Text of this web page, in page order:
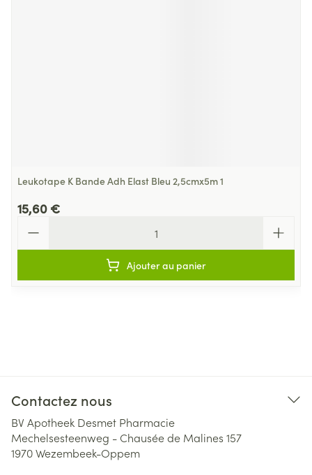
Leukotape K Bande Adh Elast Bleu 2,5cmx5m 1
15,60 €
Ajouter au panier
Contactez nous
BV Apotheek Desmet Pharmacie
Mechelsesteenweg - Chausée de Malines 157
1970Wezembeek-Oppem